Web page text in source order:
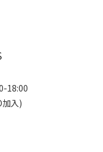
18:00
入)